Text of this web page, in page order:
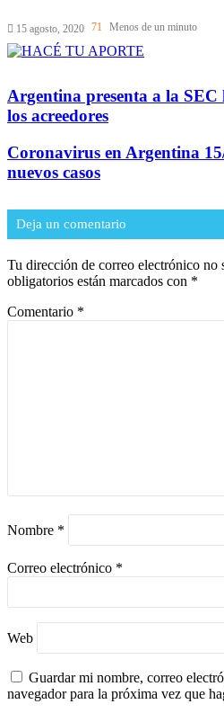
15 agosto, 2020 71 Menos de un minuto
Argentina presenta a la
los acreedores
Coronavirus en Argentina
nuevos casos
Deja un comentario
Tu dirección de correo electrónico no
obligatorios están marcados con *
Comentario *
Nombre *
Correo electrónico *
Web
Guardar mi nombre, correo
navegador para la próxima vez que